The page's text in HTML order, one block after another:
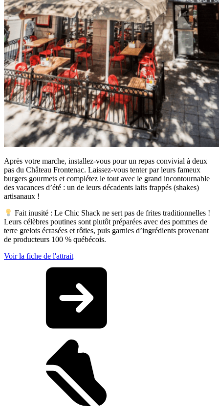
Après votre marche, installez-vous pour un repas convivial à deux
pas du Château Frontenac. Laissez-vous tenter par leurs fameux
burgers gourmets et complétez le tout avec le grand incontournable
des vacances d’été : un de leurs décadents laits frappés (shakes)
artisanaux !
Fait inusité : Le Chic Shack ne sert pas de frites traditionnelles !
Leurs célèbres poutines sont plutôt préparées avec des pommes de
terre grelots écrasées et rôties, puis garnies d’ingrédients provenant
de producteurs 100 % québécois.
Voir la fiche de l'attrait